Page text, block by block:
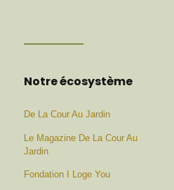
Notre écosystème
De La Cour Au Jardin
Le Magazine De La Cour Au
Jardin
Fondation I Loge You